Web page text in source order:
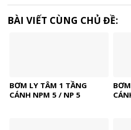
BÀI VIẾT CÙNG CHỦ ĐỀ:
BƠM LY TÂM 1 TẦNG
CÁNH NPM 5 / NP 5